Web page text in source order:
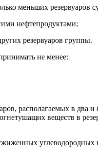
меньших резервуаров
нефтепродуктами;
резервуаров группы.
не менее:
располагаемых в два
веществ в